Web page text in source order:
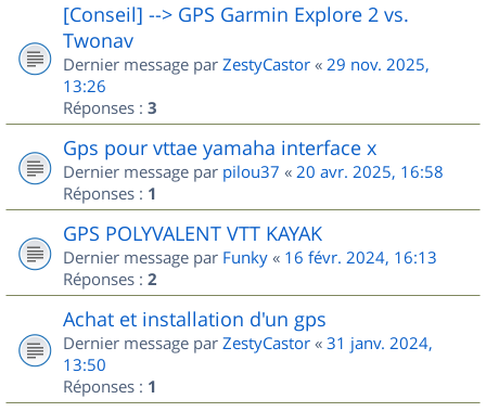
[Conseil] --> GPS Garmin Explore 2 vs.
Twonav
Dernier message par ZestyCastor « 29 nov. 2025,
13:26
Réponses : 3
Gps pour vttae yamaha interface x
Dernier message par pilou37 « 20 avr. 2025, 16:58
Réponses : 1
GPS POLYVALENT VTT KAYAK
Dernier message par Funky « 16 févr. 2024, 16:13
Réponses : 2
Achat et installation d'un gps
Dernier message par ZestyCastor « 31 janv. 2024,
13:50
Réponses : 1